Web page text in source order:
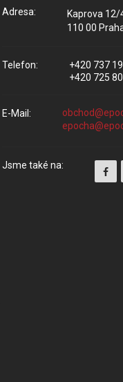
Adresa:
Kaprova 12/
110 00
Telefon: +420 737
+420 725
E-Mail:
Jsme také na: